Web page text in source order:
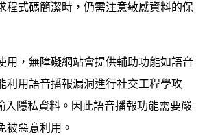
程式碼簡潔時，仍需注意敏感資料的保
用，無障礙網站會提供輔助功能如語音
利用語音播報漏洞進行社交工程學攻
隱私資料。因此語音播報功能需要嚴
被惡意利用。